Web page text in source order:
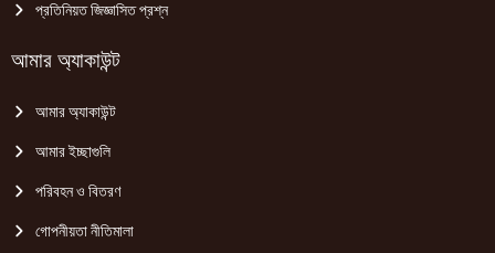
প্রতিনিয়ত জিজ্ঞাসিত প্রশ্ন
আমার অ্যাকাউন্ট
আমার অ্যাকাউন্ট
আমার ইচ্ছাগুলি
পরিবহন ও বিতরণ
গোপনীয়তা নীতিমালা